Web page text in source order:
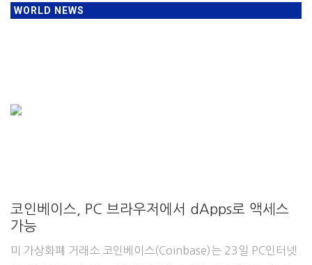
WORLD NEWS
코인베이스, PC 브라우저에서 dApps로 액세스
가능
미 가상화폐 거래소 코인베이스(Coinbase)는 23일 PC인터넷